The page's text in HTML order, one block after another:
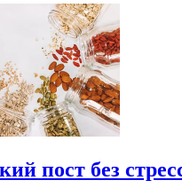
пост без